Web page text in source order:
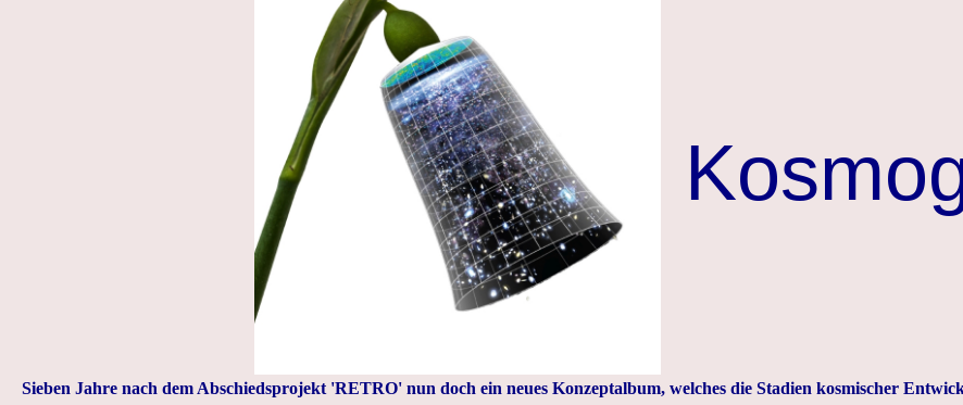
Sieben Jahre nach dem Abschiedsprojekt 'RETRO' nun doch ein neues Konzeptalbum, welches die Stadien kosmischer